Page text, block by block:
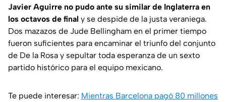
Javier Aguirre no pudo ante su similar de Inglaterra en
los octavos de final y se despide de la justa veraniega.
Dos mazazos de Jude Bellingham en el primer tiempo
fueron suficientes para encaminar el triunfo del conjunto
de De la Rosa y sepultar toda esperanza de un sexto
partido histórico para el equipo mexicano.
Te puede interesar: Mientras Barcelona pagó 80 millones